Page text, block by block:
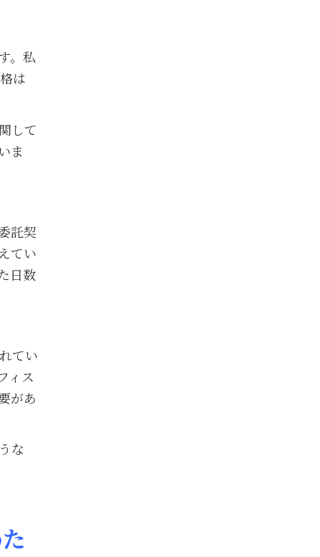
。私
は
して
ま
託契
てい
日数
てい
ィス
があ
な